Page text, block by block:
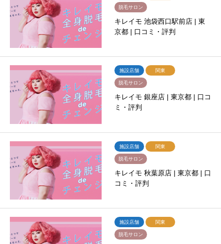
脱毛サロン
キレイモ 池袋西口駅前店 | 東
京都 | 口コミ・評判
施設店舗 関東
脱毛サロン
キレイモ 銀座店 | 東京都 | 口コ
ミ・評判
施設店舗 関東
脱毛サロン
キレイモ 秋葉原店 | 東京都 | 口
コミ・評判
施設店舗 関東
脱毛サロン